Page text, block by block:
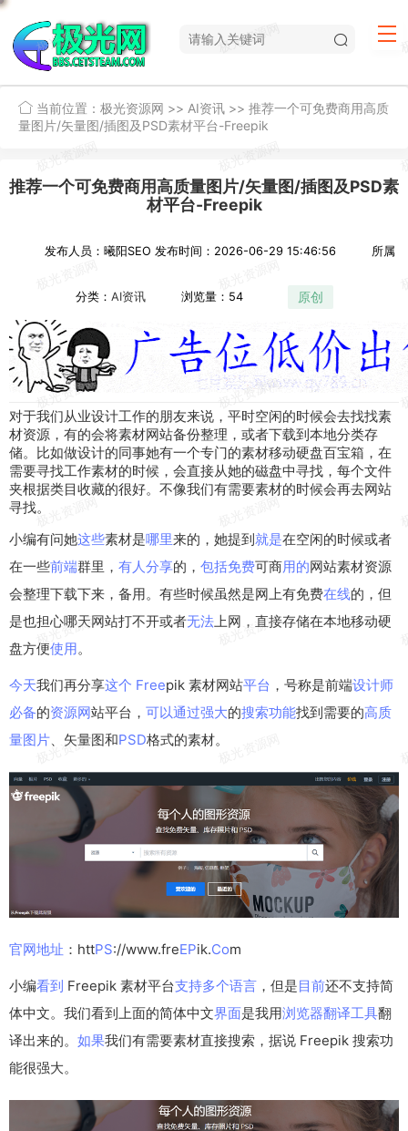
当前位置： 极光资源网 >> AI资讯 >> 推荐一个可免费商用高质
量图片/矢量图/插图及PSD素材平台-Freepik
推荐一个可免费商用高质量图片/矢量图/插图及PSD素
材平台-Freepik
发布人员：曦阳SEO 发布时间：2026-06-29 15:46:56 所属
分类： AI资讯 浏览量：54 原创
对于我们从业设计工作的朋友来说 ，平时空闲的时候会去找找素
材资源 ，有的会将素材网站备份整理，或者下载到本地分类存
储。比如做设计的同事她有一个专门的素材移动硬盘百宝箱，在
需要寻找工作素材的时候，会直接从她的磁盘中寻找，每个文件
夹根据类目收藏的很好。不像我们有需要素材的时候会再去网站
寻找。
小编有问她这些素材是哪里来的，她提到就是在空闲的时候或者
在一些前端群里， 有人分享的， 包括免费可商用的网站素材资源
会整理下载下来，备用。有些时候虽然是网上有免费在线的，但
是也担心哪天网站打不开或者无法 上网，直接存储在本地移动硬
盘方便使用。
今天我们再分享这个 Freepik 素材网站平台 ，号称是前端设计师
必备的资源网站平台， 可以通过强大的搜索功能找到需要的高质
量图片 、矢量图和PSD格式的素材。
官网地址 ：httPS://www.freEPik.Com
小编看到 Freepik 素材平台支持多个语言 ，但是目前还不支持简
体中文。我们看到上面的简体中文界面是我用浏览器翻译工具翻
译出来的。 如果我们有需要素材直接搜索，据说 Freepik 搜索功
能很强大。